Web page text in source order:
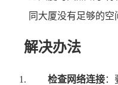
同大厦没有足够的空
解决办法
检查网络连接：